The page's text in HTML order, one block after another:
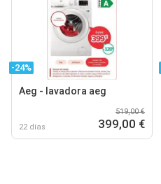
-24%
Aeg - lavadora aeg
22 días
519,00 €
399,00 €